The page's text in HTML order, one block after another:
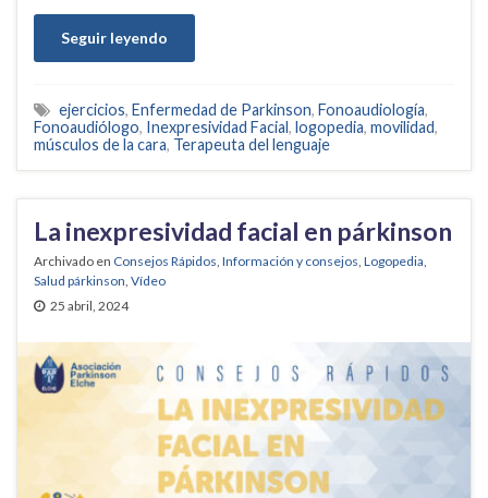
Seguir leyendo
ejercicios, Enfermedad de Parkinson, Fonoaudiología,
Fonoaudiólogo, Inexpresividad Facial, logopedia, movilidad,
músculos de la cara, Terapeuta del lenguaje
La inexpresividad facial en párkinson
Archivado en Consejos Rápidos, Información y consejos, Logopedia,
Salud párkinson, Vídeo
25 abril, 2024